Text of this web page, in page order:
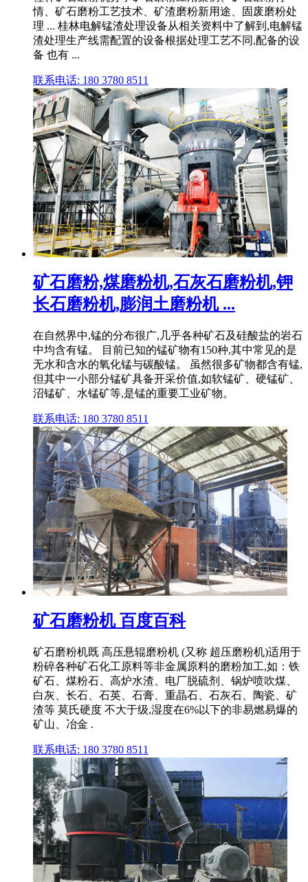
情、矿石磨粉工艺技术、矿渣磨粉新用途、固废磨粉处
理 ... 桂林电解锰渣处理设备从相关资料中了解到,电解锰
渣处理生产线需配置的设备根据处理工艺不同,配备的设
备 也有 ...
联系电话: 180 3780 8511
矿石磨粉,煤磨粉机,石灰石磨粉机,钾
长石磨粉机,膨润土磨粉机 ...
在自然界中,锰的分布很广,几乎各种矿石及硅酸盐的岩石
中均含有锰。 目前已知的锰矿物有150种,其中常见的是
无水和含水的氧化锰与碳酸锰。 虽然很多矿物都含有锰,
但其中一小部分锰矿具备开采价值,如软锰矿、硬锰矿、
沼锰矿、水锰矿等,是锰的重要工业矿物。
联系电话: 180 3780 8511
矿石磨粉机 百度百科
矿石磨粉机既 高压悬辊磨粉机 (又称 超压磨粉机)适用于
粉碎各种矿石化工原料等非金属原料的磨粉加工,如：铁
矿石、煤粉石、高炉水渣、电厂脱硫剂、锅炉喷吹煤、
白灰、长石、石英、石膏、重晶石、石灰石、陶瓷、矿
渣等 莫氏硬度 不大于级,湿度在6%以下的非易燃易爆的
矿山、冶金 .
联系电话: 180 3780 8511